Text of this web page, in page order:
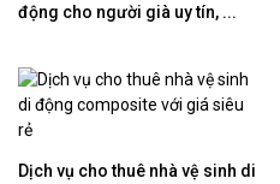
động cho người già uy tín, ...
Dịch vụ cho thuê nhà vệ sinh di